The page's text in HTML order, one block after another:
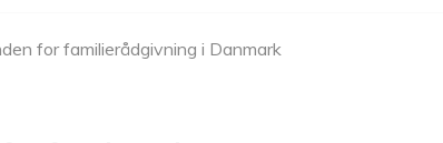
for familierådgivning i Danmark